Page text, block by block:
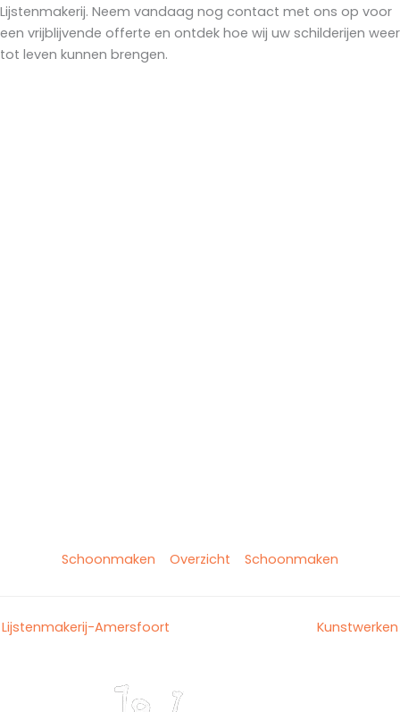
Lijstenmakerij. Neem vandaag nog contact met ons op voor
een vrijblijvende offerte en ontdek hoe wij uw schilderijen weer
tot leven kunnen brengen.
Schoonmaken Overzicht Schoonmaken
Lijstenmakerij-Amersfoort Kunstwerken